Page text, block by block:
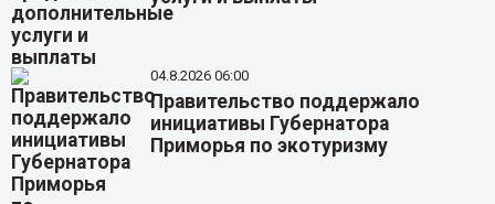
04.8.2026 06:00
Правительство поддержало
инициативы Губернатора
Приморья по экотуризму